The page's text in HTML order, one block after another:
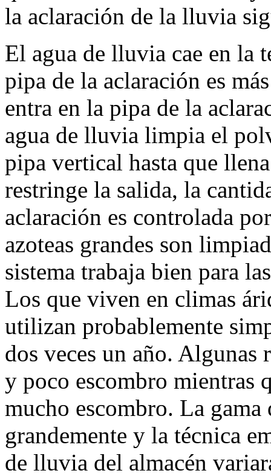
la aclaración de la lluvia
El agua de lluvia cae en la
pipa de la aclaración es
entra en la pipa de la
agua de lluvia limpia el
pipa vertical hasta que
restringe la salida, la
aclaración es controlada
azoteas grandes son
sistema trabaja bien para
Los que viven en climas
utilizan probablemente
dos veces un año.
y poco escombro mientras
mucho escombro. La
grandemente y la técnica
de lluvia del almacén